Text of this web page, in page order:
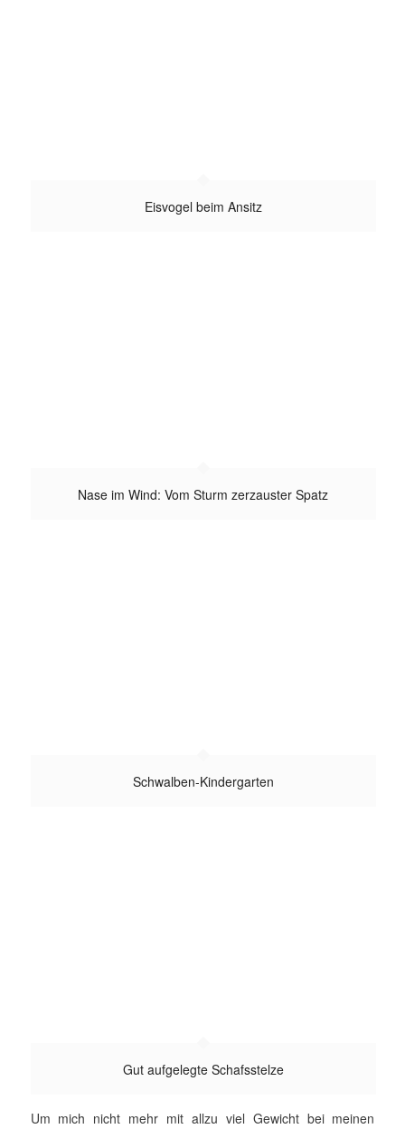
Eisvogel beim Ansitz
Nase im Wind: Vom Sturm zerzauster Spatz
Schwalben-Kindergarten
Gut aufgelegte Schafsstelze
Um mich nicht mehr mit allzu viel Gewicht bei meinen